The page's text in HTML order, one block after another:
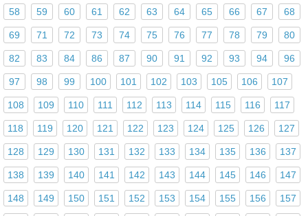
58 59 60 61 62 63 64 65 66 67 68
69 71 72 73 74 75 76 77 78 79 80
82 83 84 86 87 90 91 92 93 94 96
97 98 99 100 101 102 103 105 106 107
108 109 110 111 112 113 114 115 116 117
118 119 120 121 122 123 124 125 126 127
128 129 130 131 132 133 134 135 136 137
138 139 140 141 142 143 144 145 146 147
148 149 150 151 152 153 154 155 156 157